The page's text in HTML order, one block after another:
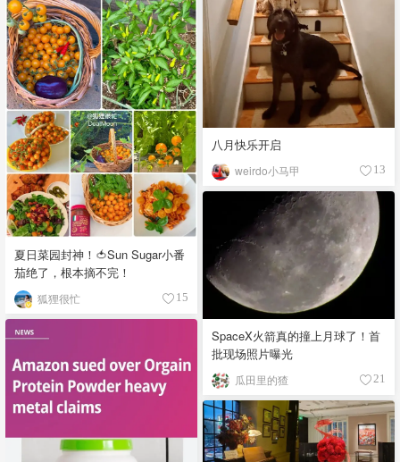
八月快乐开启
weirdo小马甲 13
夏日菜园封神！🍅Sun Sugar小番
茄绝了，根本摘不完！
狐狸很忙 15
SpaceX火箭真的撞上月球了！首
批现场照片曝光
瓜田里的猹 21